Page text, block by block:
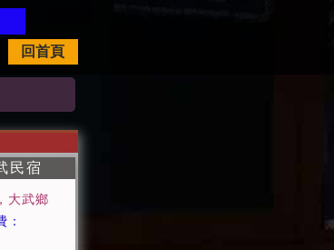
回首頁
民宿
大武鄉
：